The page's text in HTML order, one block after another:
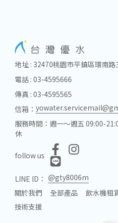
地址 : 32470桃園市平鎮區環南
電話 : 03-4595666
傳真 : 03-4595565
信箱：
服務時間：週一～週五 09:00-
休
follow us
LINE ID： @gty8006m
關於我們
全部產品 飲水機租
技術支援